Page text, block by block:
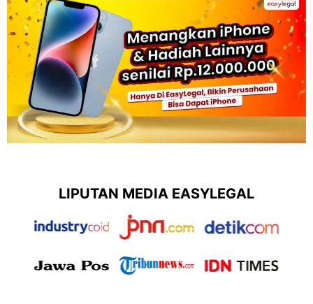
LIPUTAN MEDIA EASYLEGAL